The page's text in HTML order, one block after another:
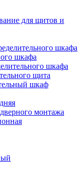
для щитов и
шкафа
шкафа
шкафа
щита
шкаф
монтажа